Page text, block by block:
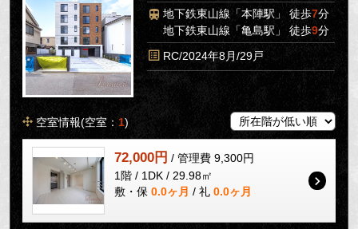
地下鉄東山線「本陣駅」 徒歩7分
地下鉄東山線「亀島駅」 徒歩9分
RC/2024年8月/29戸
空室情報(空室： 1)
72,000円 / 管理費 9,300円
1階 / 1DK / 29.98㎡
敷・保 0.0ヶ月 / 礼 0.0ヶ月